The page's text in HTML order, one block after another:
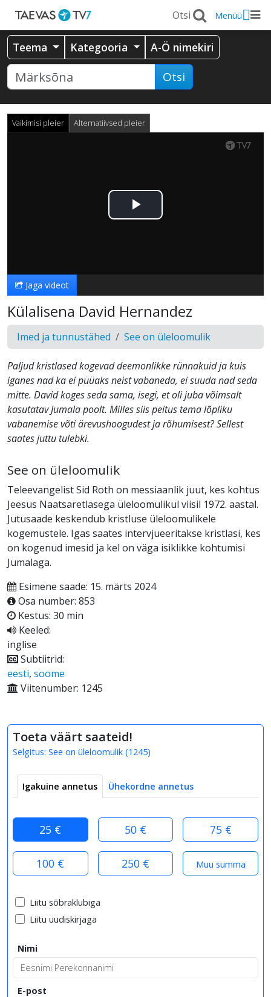
Menüü
Teema Kategooria A-Ö nimekiri
Otsi
Vaikimisi pleier Alternatiivsed pleier
Esita
Jaga videot
Külalisena David Hernandez
Imed ja tunnustähed See on üleloomulik
Paljud kristlased kogevad deemonlikke rünnakuid ja kuis
iganes nad ka ei püüaks neist vabaneda, ei suuda nad seda
mitte. David koges seda sama, isegi, et oli juba võimsalt
kasutatav Jumala poolt. Milles siis peitus tema lõpliku
vabanemise võti ärevushoogudest ja rõhumisest? Sellest
saates juttu tulebki.
See on üleloomulik
Teleevangelist Sid Roth on messiaanlik juut, kes kohtus
Jeesus Naatsaretlasega üleloomulikul viisil 1972. aastal.
Jutusaade keskendub kristluse üleloomulikele
kogemustele. Igas saates intervjueeritakse kristlasi, kes
on kogenud imesid ja kel on väga isiklikke kohtumisi
Jumalaga.
Esimene saade: 15. märts 2024
Osa number: 853
Kestus: 30 min
Keeled:
inglise
Subtiitrid:
eesti, soome
Viitenumber: 1245
Toeta väärt saateid!
Selgitus: See on üleloomulik (1245)
Igakuine annetus Ühekordne annetus
25 € 50 € 75 €
100 € 250 €
Liitu sõbraklubiga
Liitu uudiskirjaga
Nimi
E-post